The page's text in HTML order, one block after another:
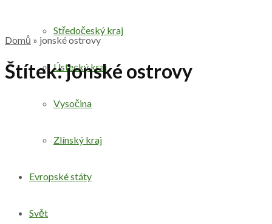
Středočeský kraj
Ústecký kraj
Vysočina
Zlínský kraj
Evropské státy
Svět
Domů » jonské ostrovy
Štítek:jonské ostrovy